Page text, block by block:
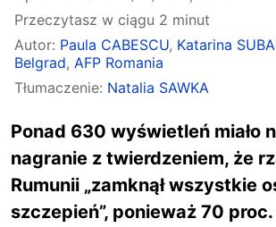
Przeczytasz w ciągu 2 minut
Autor: Paula CABESCU, Katarina
Belgrad, AFP Romania
Tłumaczenie: Natalia SAWKA
Ponad 630 wyświetleń miało
nagranie z twierdzeniem, że
Rumunii „zamknął wszystkie
szczepień”, ponieważ 70